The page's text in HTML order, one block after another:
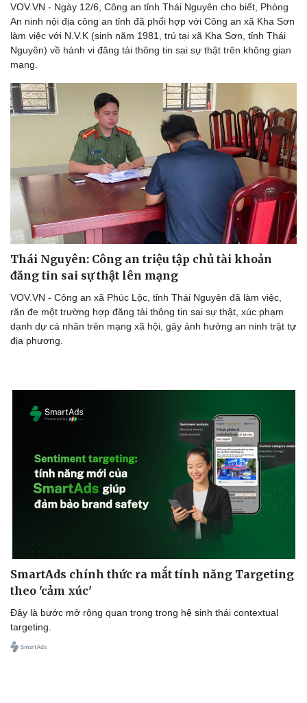
VOV.VN - Ngày 12/6, Công an tỉnh Thái Nguyên cho biết, Phòng
An ninh nội địa công an tỉnh đã phối hợp với Công an xã Kha Sơn
làm việc với N.V.K (sinh năm 1981, trú tại xã Kha Sơn, tỉnh Thái
Nguyên) về hành vi đăng tải thông tin sai sự thật trên không gian
mạng.
Thái Nguyên: Công an triệu tập chủ tài khoản
đăng tin sai sự thật lên mạng
VOV.VN - Công an xã Phúc Lộc, tỉnh Thái Nguyên đã làm việc,
răn đe một trường hợp đăng tải thông tin sai sự thật, xúc phạm
danh dự cá nhân trên mạng xã hội, gây ảnh hưởng an ninh trật tự
địa phương.
SmartAds chính thức ra mắt tính năng Targeting
theo 'cảm xúc'
Đây là bước mở rộng quan trọng trong hệ sinh thái contextual
targeting.